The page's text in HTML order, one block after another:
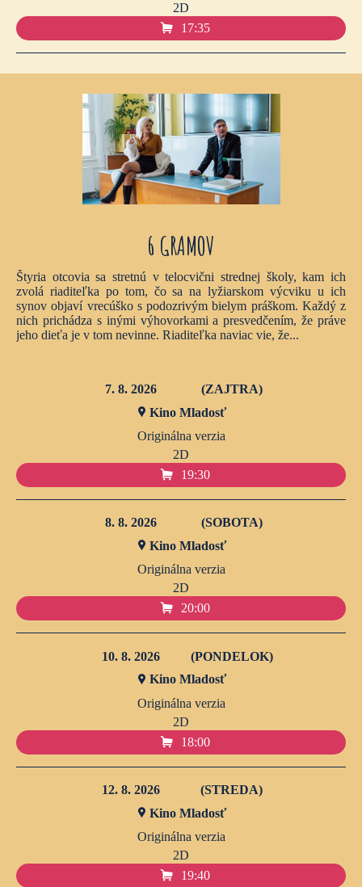
2D
17:35
6 GRAMOV
Štyria otcovia sa stretnú v telocvični strednej školy, kam ich
zvolá riaditeľka po tom, čo sa na lyžiarskom výcviku u ich
synov objaví vrecúško s podozrivým bielym práškom. Každý z
nich prichádza s inými výhovorkami a presvedčením, že práve
jeho dieťa je v tom nevinne. Riaditeľka naviac vie, že...
7. 8. 2026
(ZAJTRA)
Kino Mladosť
Originálna verzia
2D
19:30
8. 8. 2026
(SOBOTA)
Kino Mladosť
Originálna verzia
2D
20:00
10. 8. 2026
(PONDELOK)
Kino Mladosť
Originálna verzia
2D
18:00
12. 8. 2026
(STREDA)
Kino Mladosť
Originálna verzia
2D
19:40